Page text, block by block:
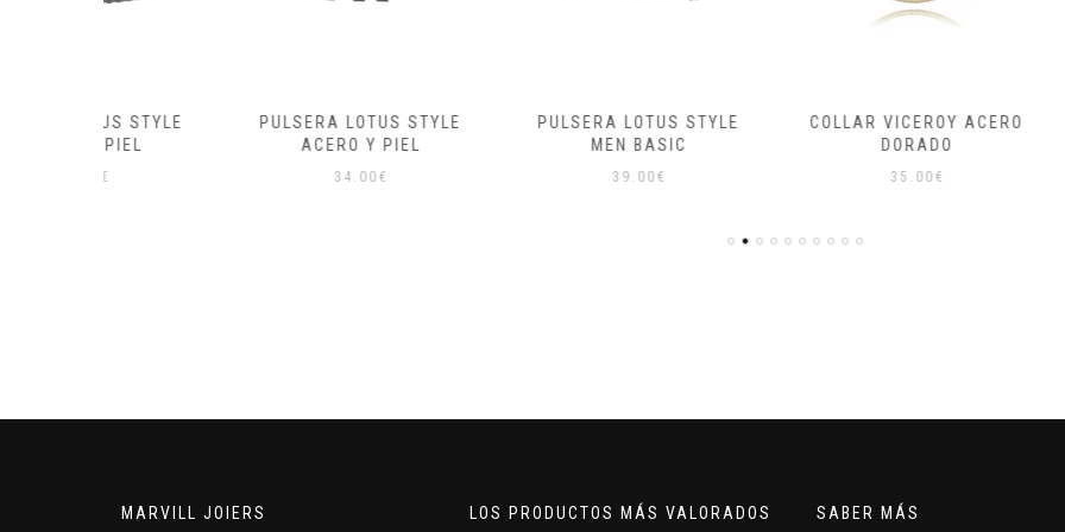
PULSERA LOTUS STYLE
ACERO Y PIEL
PULSERA LOTUS STYLE
COLLAR VICEROY ACERO
PULSERA
MARVILL JOIERS LOS PRODUCTOS MÁS VALORADOS SABER MÁS